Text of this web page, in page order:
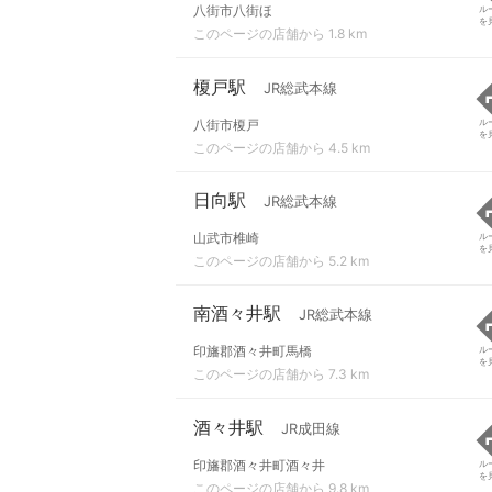
八街市八街ほ
このページの店舗から 1.8 km
ル
を
榎戸駅 JR総武本線
八街市榎戸
このページの店舗から 4.5 km
ル
を
日向駅 JR総武本線
山武市椎崎
このページの店舗から 5.2 km
ル
を
南酒々井駅 JR総武本線
印旛郡酒々井町馬橋
このページの店舗から 7.3 km
ル
を
酒々井駅 JR成田線
印旛郡酒々井町酒々井
このページの店舗から 9.8 km
ル
を